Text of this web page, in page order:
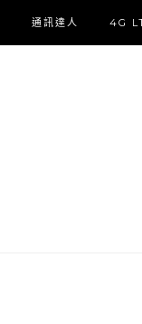
通訊達人 4G